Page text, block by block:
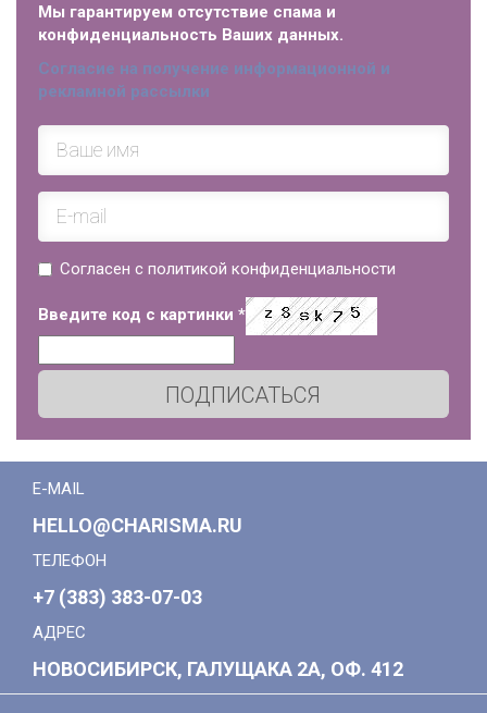
Мы гарантируем отсутствие спама и
конфиденциальность Ваших данных.
Согласие на получение информационной и
рекламной рассылки
Согласен с политикой конфиденциальности
Введите код с картинки *
ПОДПИСАТЬСЯ
E-MAIL
HELLO@CHARISMA.RU
ТЕЛЕФОН
+7 (383) 383-07-03
АДРЕС
НОВОСИБИРСК, ГАЛУЩАКА 2А, ОФ. 412